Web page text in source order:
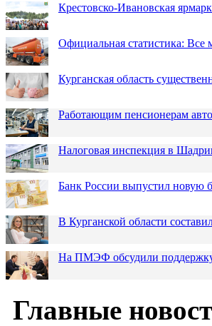
Крестовско-Ивановская
Официальная статистика: Все
Курганская область
Работающим пенсионерам
Налоговая инспекция в
Банк России выпустил новую
В Курганской области
На ПМЭФ обсудили поддержку
Главные